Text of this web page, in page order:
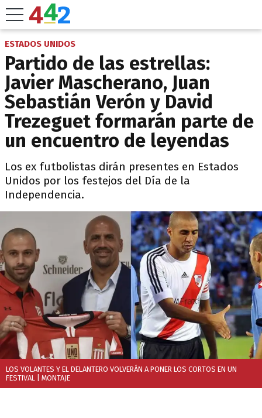
ESTADOS UNIDOS
Partido de las estrellas:
Javier Mascherano, Juan
Sebastián Verón y David
Trezeguet formarán parte de
un encuentro de leyendas
Los ex futbolistas dirán presentes en Estados
Unidos por los festejos del Día de la
Independencia.
LOS VOLANTES Y EL DELANTERO VOLVERÁN A PONER LOS CORTOS EN UN
FESTIVAL | MONTAJE